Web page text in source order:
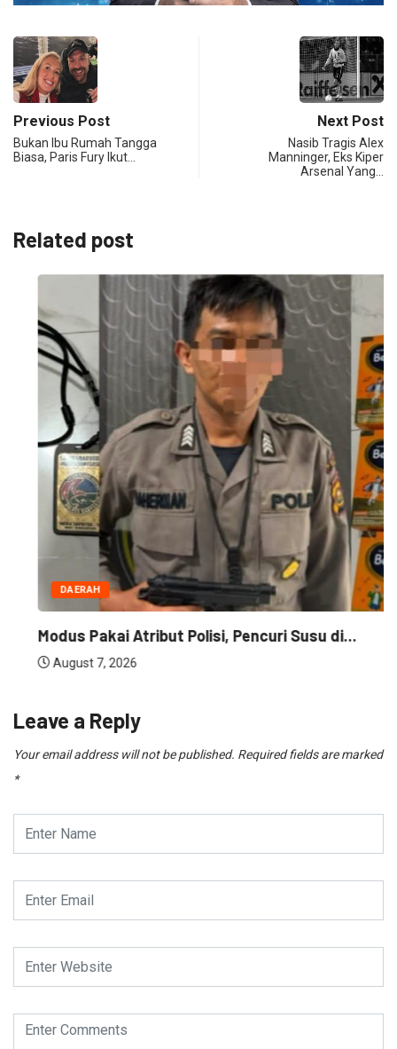
Previous Post
Bukan Ibu Rumah Tangga
Biasa, Paris Fury Ikut…
Next Post
Nasib Tragis Alex
Manninger, Eks Kiper
Arsenal Yang…
Related post
DAERAH
Modus Pakai Atribut Polisi, Pencuri Susu di...
August 7, 2026
Leave a Reply
Your email address will not be published. Required fields are marked
*